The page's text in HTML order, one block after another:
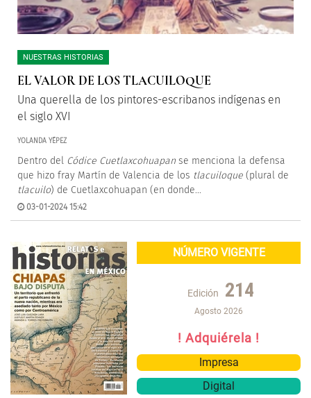
NUESTRAS HISTORIAS
EL VALOR DE LOS TLACUILOQUE
Una querella de los pintores-escribanos indígenas en
el siglo XVI
YOLANDA YÉPEZ
Dentro del Códice Cuetlaxcohuapan se menciona la defensa
que hizo fray Martín de Valencia de los tlacuiloque (plural de
tlacuilo) de Cuetlaxcohuapan (en donde...
03-01-2024 15:42
NÚMERO VIGENTE
Edición 214
Agosto 2026
! Adquiérela !
Impresa
Digital